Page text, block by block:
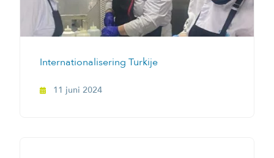
Internationalisering Turkije
11 juni 2024